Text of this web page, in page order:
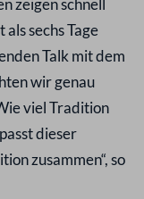
zeigen schnell
sechs Tage
Talk mit dem
wir genau
viel Tradition
dieser
zusammen“, so